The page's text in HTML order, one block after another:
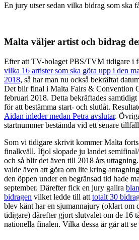
En jury utser sedan vilka bidrag som ska
Malta väljer artist och bidrag
Efter att TV-bolaget PBS/TVM tidigare i
vilka 16 artister som ska göra upp i den
2018, så har man nu också bekräftat
Det blir final i Malta Fairs & Convention
februari 2018. Detta bekräftades
för att bestämma start- och slutlåt.
Aidan inleder medan Petra avslutar.
startnummer bestämda vid ett senare
Som vi tidigare skrivit kommer Malta
finalkväll. Ifjol slopade ju landet
och så blir det även till 2018 års
valde även att göra om lite kring
den öppen under en begränsad tid hade
september. Därefter fick en jury gallra
bidragen vilket ledde till att totalt 30
blev känt har en sjumannajury (oklart om
tidigare) därefter gjort slutvalet om de 16
nationella finalen. Vilka dessa är går att